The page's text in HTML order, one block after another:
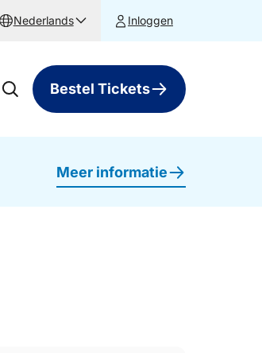
Nederlands Inloggen
Bestel Tickets
Meer informatie